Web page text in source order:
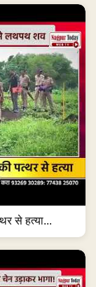
से हत्या...